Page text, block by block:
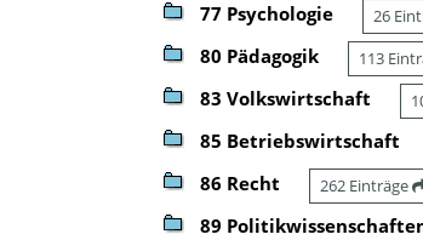
77 Psychologie 26
80 Pädagogik 113
83 Volkswirtschaft
85 Betriebswirtschaft
86 Recht 262 Einträge
89